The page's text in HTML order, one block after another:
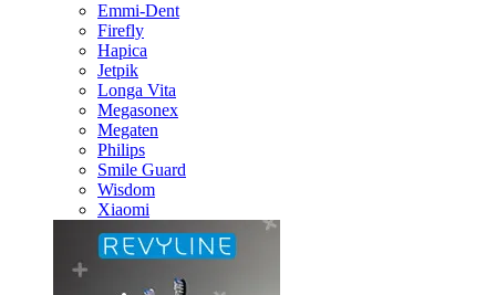
Emmi-Dent
Firefly
Hapica
Jetpik
Longa Vita
Megasonex
Megaten
Philips
Smile Guard
Wisdom
Xiaomi